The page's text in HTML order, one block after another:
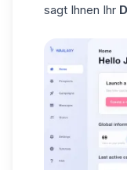
sagt Ihnen Ihr